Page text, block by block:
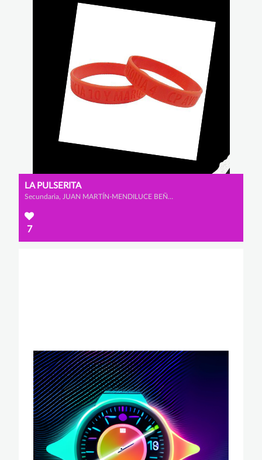
LA PULSERITA
Secundaria, JUAN MARTÍN-MENDILUCE BEÑARÁN, LUIS RODRÍGUEZ DOPICO y ALEJANDRO PATÓN ALBARRACÍN
7